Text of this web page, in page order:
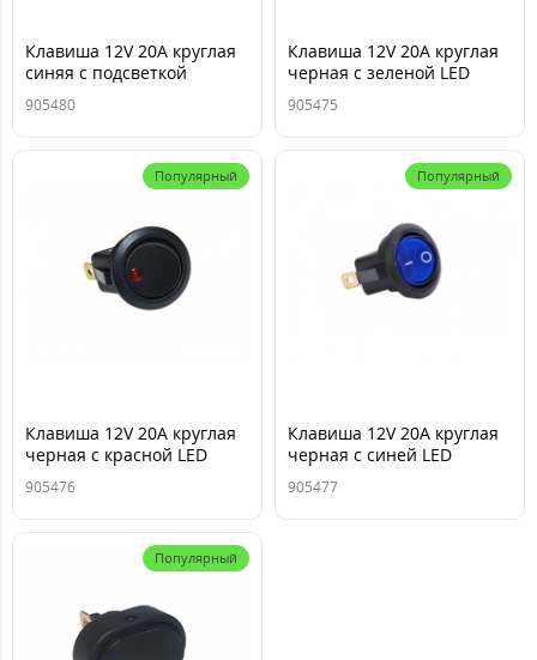
Клавиша 12V 20А круглая
синяя с подсветкой
(3конт.) ON-OFF TM Nord
YADA
905480
Клавиша 12V 20А круглая
черная с зеленой LED
подсветкой (3конт.) ON-
OFF TM Nord YADA
905475
Популярный
Клавиша 12V 20А круглая
черная с красной LED
подсветкой (3конт.) ON-
OFF TM Nord YADA
905476
Популярный
Клавиша 12V 20А круглая
черная с синей LED
подсветкой (3конт.) ON-
OFF TM Nord YADA
905477
Популярный